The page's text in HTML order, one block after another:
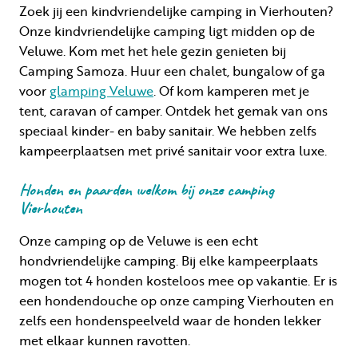
Zoek jij een kindvriendelijke camping in Vierhouten?
Onze kindvriendelijke camping ligt midden op de
Veluwe. Kom met het hele gezin genieten bij
Camping Samoza. Huur een chalet, bungalow of ga
voorglamping Veluwe. Of kom kamperen met je
tent, caravan of camper. Ontdek het gemak van ons
speciaal kinder- en baby sanitair. We hebben zelfs
kampeerplaatsen met privé sanitair voor extra luxe.
Honden en paarden welkom bij onze camping
Vierhouten
Onze camping op de Veluwe is een echt
hondvriendelijke camping. Bij elke kampeerplaats
mogen tot 4 honden kosteloos mee op vakantie. Er is
een hondendouche op onze camping Vierhouten en
zelfs een hondenspeelveld waar de honden lekker
met elkaar kunnen ravotten.